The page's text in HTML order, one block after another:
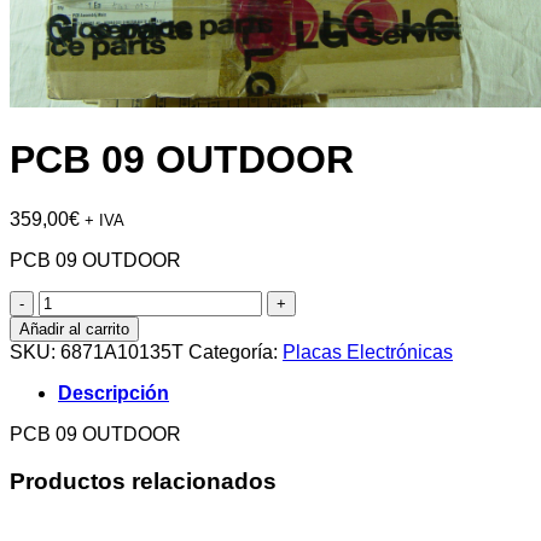
PCB 09 OUTDOOR
359,00€ + IVA
PCB 09 OUTDOOR
PCB
09
OUTDOOR
cantidad
Añadir al carrito
SKU: 6871A10135T Categoría: Placas Electrónicas
Descripción
PCB 09 OUTDOOR
Productos relacionados